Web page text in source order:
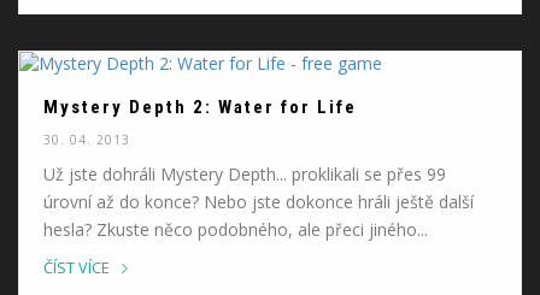
Mystery Depth 2: Water for Life
30. 04. 2013
Už jste dohráli Mystery Depth... proklikali se přes 99
úrovní až do konce? Nebo jste dokonce hráli ještě další
hesla? Zkuste něco podobného, ale přeci jiného...
ČÍST VÍCE